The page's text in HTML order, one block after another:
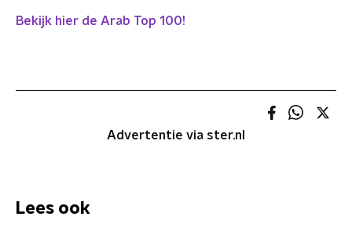
Bekijk hier de Arab Top 100!
Advertentie via ster.nl
Lees ook